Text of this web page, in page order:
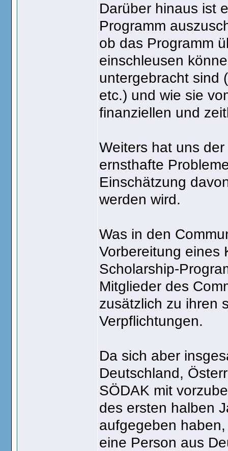
Darüber hinaus ist
Programm
ob das Programm
einschleusen
untergebracht sind
etc.) und wie sie
finanziellen und
Weiters hat uns
ernsthafte
Einschätzung
werden wird.
Was in den
Vorbereitung eines
Scholarship-
Mitglieder des
zusätzlich zu ihren
Verpflichtungen.
Da sich aber
Deutschland,
SÖDAK mit
des ersten halben
aufgegeben
eine Person aus